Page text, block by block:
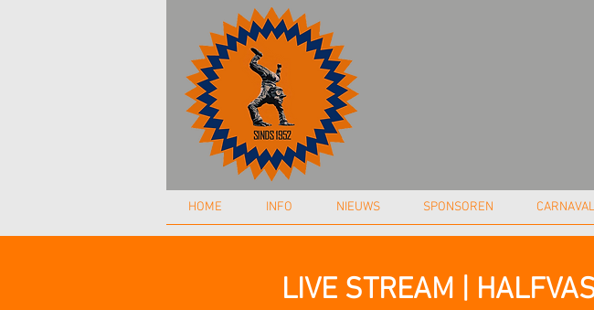
HOME INFO NIEUWS SPONSOREN
LIVE STREAM |